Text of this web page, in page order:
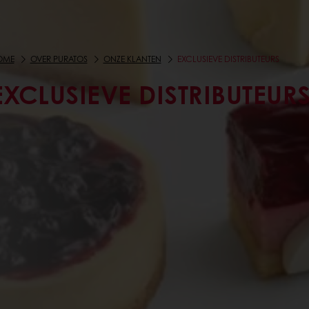
OVER PURATOS ONZE KLANTEN EXCLUSIEVE DISTRIBUTEURS